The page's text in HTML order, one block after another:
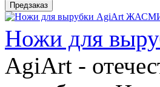
Ножи для
AgiArt -